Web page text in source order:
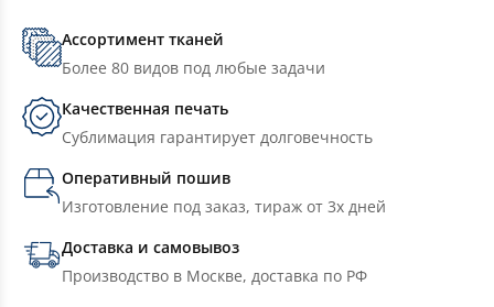
Ассортимент тканей
Более 80 видов под любые задачи
Качественная печать
Сублимация гарантирует долговечность
Оперативный пошив
Изготовление под заказ, тираж от 3х дней
Доставка и самовывоз
Производство в Москве, доставка по РФ